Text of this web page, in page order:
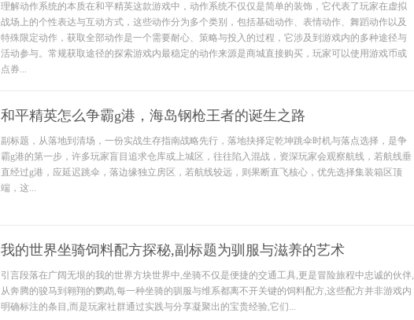
理解动作系统的本质在和平精英这款游戏中，动作系统不仅仅是简单的装饰，它代表了玩家在虚拟
战场上的个性表达与互动方式，这些动作分为多个类别，包括基础动作、表情动作、舞蹈动作以及
特殊限定动作，获取全部动作是一个需要耐心、策略与投入的过程，它涉及到游戏内的多种途径与
活动参与。常规获取途径的探索游戏内最稳定的动作来源是商城直接购买，玩家可以使用游戏币或
点券...
和平精英怎么争霸g港，海岛钢枪王者的诞生之路
副标题，从落地到清场，一份实战生存指南战略先行，落地抉择定乾坤跳伞时机与落点选择，是争
霸g港的第一步，许多玩家盲目追求仓库或上城区，往往陷入混战，资深玩家会观察航线，若航线垂
直经过g港，应延迟跳伞，落边缘独立房区，若航线较远，则果断直飞核心，优先选择集装箱区顶
端，这...
我的世界坐骑饲料配方探秘,副标题为驯服与滋养的艺术
引言段落在广阔无垠的我的世界方块世界中,坐骑不仅是便捷的交通工具,更是冒险旅程中忠诚的伙伴,
从奔腾的骏马到翱翔的鹦鹉,每一种坐骑的驯服与维系都离不开关键的饲料配方,这些配方并非游戏内
明确标注的条目,而是玩家社群通过实践与分享凝聚出的宝贵经验,它们...